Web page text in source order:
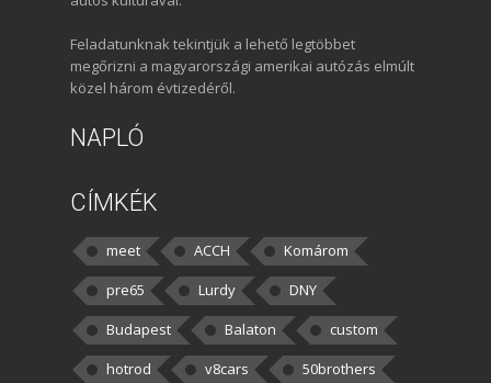
Feladatunknak tekintjük a lehető legtöbbet
megőrizni a magyarországi amerikai autózás elmúlt
közel három évtizedéről.
NAPLÓ
CÍMKÉK
meet ACCH
Komárom
pre65
Lurdy
DNY
Budapest
Balaton
custom
hotrod
v8cars 50brothers